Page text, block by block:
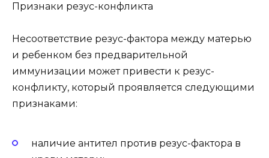
Признаки резус-конфликта
Несоответствие резус-фактора между матерью
и ребенком без предварительной
иммунизации может привести к резус-
конфликту, который проявляется следующими
признаками:
наличие антител против резус-фактора в